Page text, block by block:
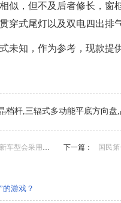
似，但不及后者修长，窗
穿式尾灯以及双电四出排气
未知，作为参考，现款提
档杆,三辐式多动能平底方向盘
采用纯电驱动 下一篇： 国民第
游戏？